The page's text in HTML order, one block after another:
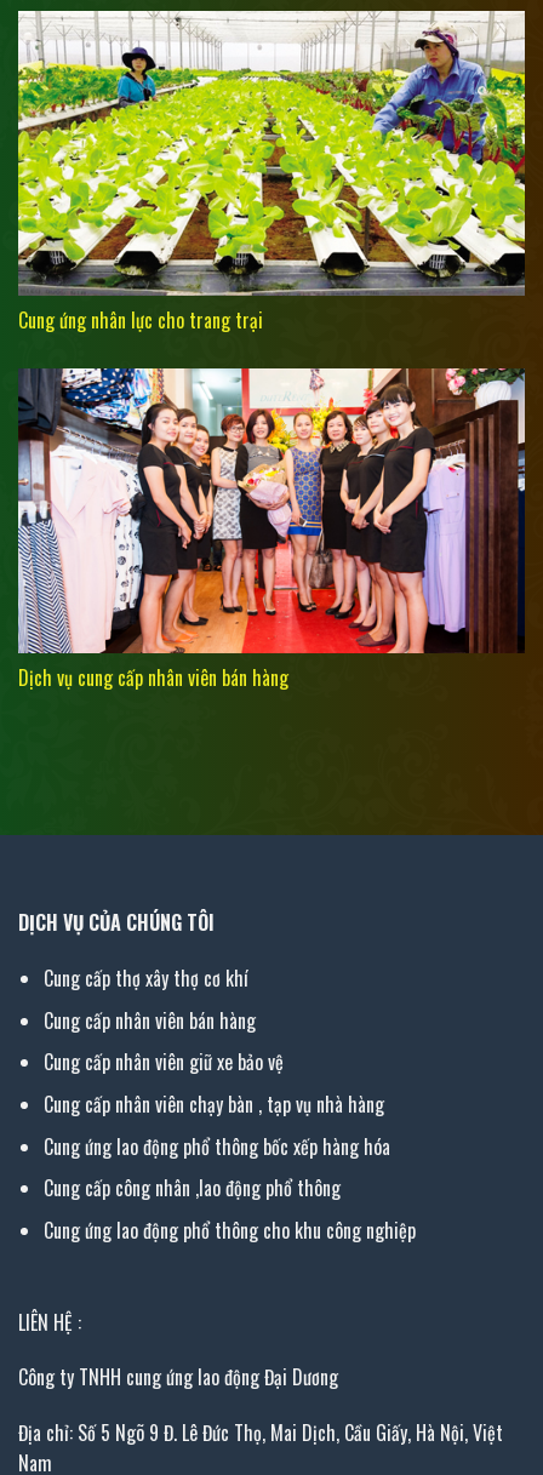
Cung ứng nhân lực cho trang trại
Dịch vụ cung cấp nhân viên bán hàng
DỊCH VỤ CỦA CHÚNG TÔI
Cung cấp thợ xây thợ cơ khí
Cung cấp nhân viên bán hàng
Cung cấp nhân viên giữ xe bảo vệ
Cung cấp nhân viên chạy bàn , tạp vụ nhà hàng
Cung ứng lao động phổ thông bốc xếp hàng hóa
Cung cấp công nhân ,lao động phổ thông
Cung ứng lao động phổ thông cho khu công nghiệp
LIÊN HỆ :
Công ty TNHH cung ứng lao động Đại Dương
Địa chỉ: Số 5 Ngõ 9 Đ. Lê Đức Thọ, Mai Dịch, Cầu Giấy, Hà Nội, Việt
Nam